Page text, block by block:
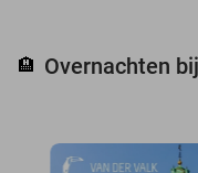
🏨 Overnachten